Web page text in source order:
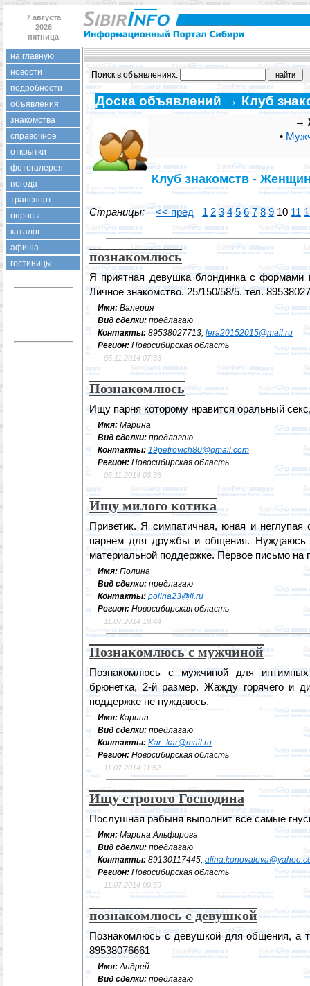
7 августа
2026
пятница
на главную
новости
подробности
объявления
знакомства
справочное
открытки
фотогалерея
погода
транспорт
опросы
каталог
афиша
гостиницы
Поиск в объявлениях:
Доска объявлений → Клуб
→
•
Клуб знакомств -
Страницы: << пред 1 2 3 4 5 6 7 8 9 10 11
познакомлюсь
Я приятная девушка блондинка с формами
Личное знакомство. 25/150/58/5. тел.
Имя: Валерия
Вид сделки: предлагаю
Контакты: 89538027713, lera20152015@mail.ru
Регион: Новосибирская область
05.11.2014 07:33
Познакомлюсь
Ищу парня которому нравится оральный
Имя: Марина
Вид сделки: предлагаю
Контакты: 19petrovich80@gmail.com
Регион: Новосибирская область
05.11.2014 03:36
Ищу милого котика
Приветик. Я симпатичная, юная и неглупая
парнем для дружбы и общения. Нуждаюсь
материальной поддержке. Первое письмо на
Имя: Полина
Вид сделки: предлагаю
Контакты: polina23@li.ru
Регион: Новосибирская область
11.07.2014 18:44
Познакомлюсь с мужчиной
Познакомлюсь с мужчиной для
брюнетка, 2-й размер. Жажду горячего и
поддержке не нуждаюсь.
Имя: Карина
Вид сделки: предлагаю
Контакты: Kar_kar@mail.ru
Регион: Новосибирская область
11.07.2014 11:52
Ищу строгого Господина
Послушная рабыня выполнит все самые
Имя: Марина Альфирова
Вид сделки: предлагаю
Контакты: 89130117445,
Регион: Новосибирская область
11.07.2014 00:59
познакомлюсь с девушкой
Познакомлюсь с девушкой для общения, а
89538076661
Имя:Андрей
Вид сделки: предлагаю